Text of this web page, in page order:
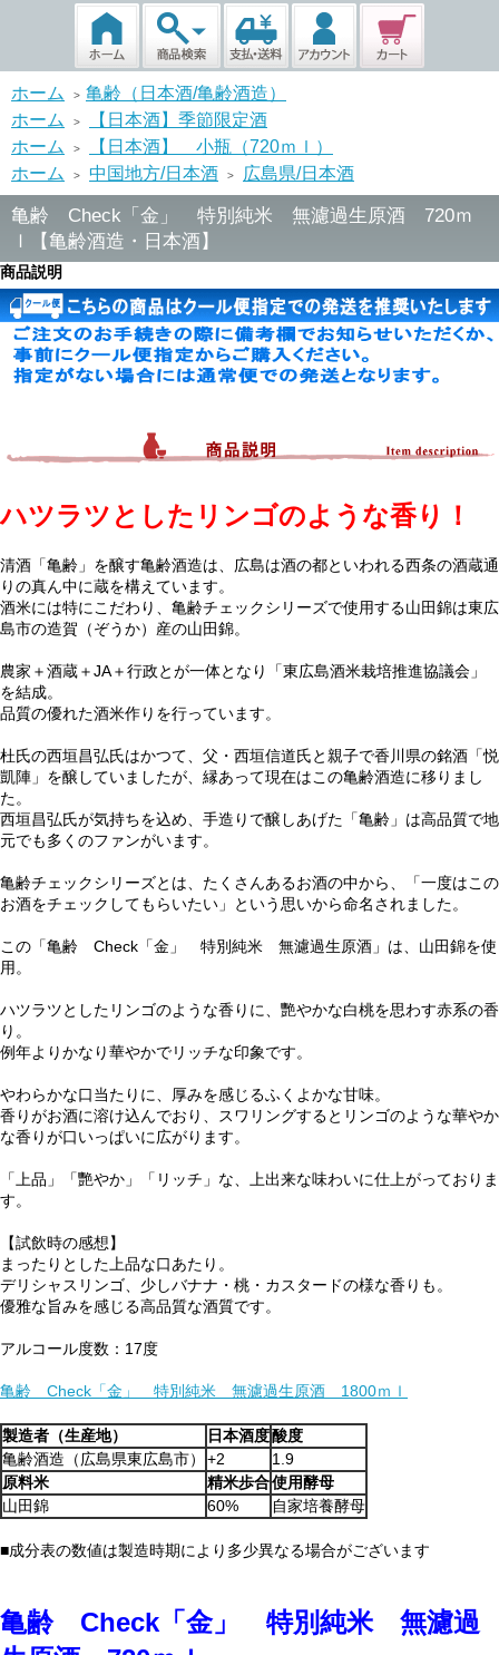
ホーム > 亀齢（日本酒/亀齢酒造）
ホーム
>
【日本酒】季節限定酒
ホーム
>
【日本酒】 小瓶（720ｍｌ）
ホーム
> 中国地方/日本酒 > 広島県/日本酒
亀齢 Check「金」 特別純米 無濾過生原酒 720ｍ
ｌ【亀齢酒造・日本酒】
商品説明
ハツラツとしたリンゴのような香り！
清酒「亀齢」を醸す亀齢酒造は、広島は酒の都といわれる西条の酒蔵通
りの真ん中に蔵を構えています。
酒米には特にこだわり、亀齢チェックシリーズで使用する山田錦は東広
島市の造賀（ぞうか）産の山田錦。
農家＋酒蔵＋JA＋行政とが一体となり「東広島酒米栽培推進協議会」
を結成。
品質の優れた酒米作りを行っています。
杜氏の西垣昌弘氏はかつて、父・西垣信道氏と親子で香川県の銘酒「悦
凱陣」を醸していましたが、縁あって現在はこの亀齢酒造に移りまし
た。
西垣昌弘氏が気持ちを込め、手造りで醸しあげた「亀齢」は高品質で地
元でも多くのファンがいます。
亀齢チェックシリーズとは、たくさんあるお酒の中から、「一度はこの
お酒をチェックしてもらいたい」という思いから命名されました。
この「亀齢 Check「金」 特別純米 無濾過生原酒」は、山田錦を使
用。
ハツラツとしたリンゴのような香りに、艷やかな白桃を思わす赤系の香
り。
例年よりかなり華やかでリッチな印象です。
やわらかな口当たりに、厚みを感じるふくよかな甘味。
香りがお酒に溶け込んでおり、スワリングするとリンゴのような華やか
な香りが口いっぱいに広がります。
「上品」「艷やか」「リッチ」な、上出来な味わいに仕上がっておりま
す。
【試飲時の感想】
まったりとした上品な口あたり。
デリシャスリンゴ、少しバナナ・桃・カスタードの様な香りも。
優雅な旨みを感じる高品質な酒質です。
アルコール度数：17度
亀齢 Check「金」 特別純米 無濾過生原酒 1800ｍｌ
製造者（生産地） 日本酒度酸度
亀齢酒造（広島県東広島市）
+2
1.9
原料米
精米歩合使用酵母
山田錦
60% 自家培養酵母
■成分表の数値は製造時期により多少異なる場合がございます
亀齢 Check「金」 特別純米 無濾過